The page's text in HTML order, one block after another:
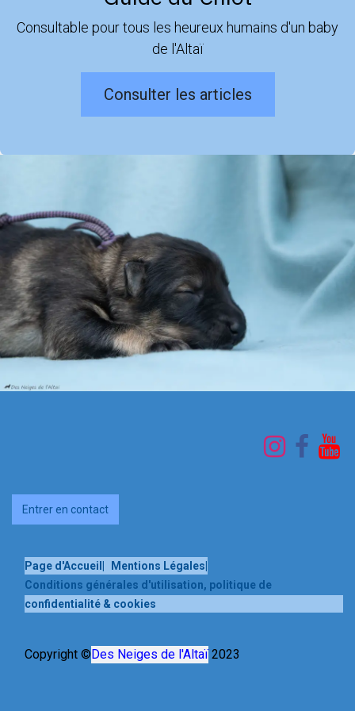
Consultable pour tous les heureux humains d'un baby
de l'Altaï
Consulter les articles
Entrer en contact
Page d'Accueil Mentions Légales
Conditions générales d'utilisation, politique de
confidentialité & cookies
Copyright © Des Neiges de l'Altaï 2023